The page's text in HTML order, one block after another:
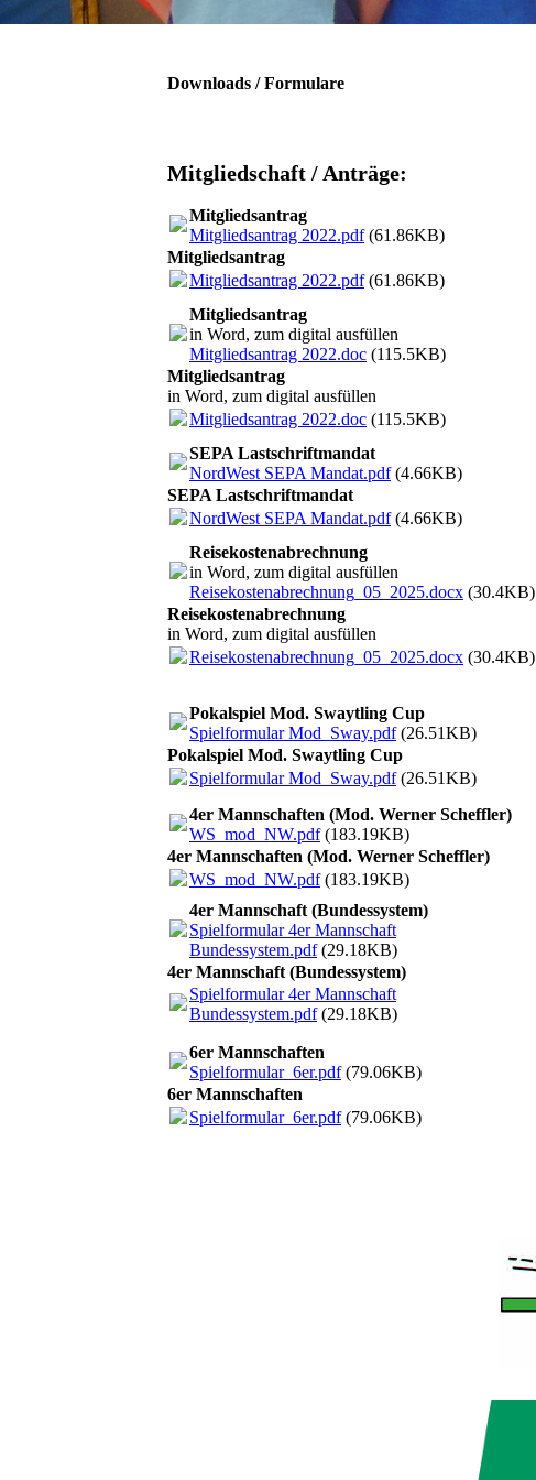
Downloads / Formulare
Mitgliedschaft / Anträge:
Mitgliedsantrag
Mitgliedsantrag 2022.pdf(61.86KB)
Mitgliedsantrag
Mitgliedsantrag 2022.pdf(61.86KB)
Mitgliedsantrag
in Word, zum digital ausfüllen
Mitgliedsantrag 2022.doc (115.5KB)
Mitgliedsantrag
in Word, zum digital ausfüllen
Mitgliedsantrag 2022.doc (115.5KB)
SEPA Lastschriftmandat
NordWest SEPA Mandat.pdf(4.66KB)
SEPA Lastschriftmandat
NordWest SEPA Mandat.pdf(4.66KB)
Reisekostenabrechnung
in Word, zum digital ausfüllen
Reisekostenabrechnung_05_2025.docx (30.4KB)
Reisekostenabrechnung
in Word, zum digital ausfüllen
Reisekostenabrechnung_05_2025.docx (30.4KB)
Pokalspiel Mod. Swaytling Cup
Spielformular Mod_Sway.pdf(26.51KB)
Pokalspiel Mod. Swaytling Cup
Spielformular Mod_Sway.pdf(26.51KB)
4er Mannschaften (Mod. Werner Scheffler)
WS_mod_NW.pdf(183.19KB)
4er Mannschaften (Mod. Werner Scheffler)
WS_mod_NW.pdf(183.19KB)
4er Mannschaft (Bundessystem)
Spielformular 4er Mannschaft
Bundessystem.pdf(29.18KB)
4er Mannschaft (Bundessystem)
Spielformular 4er Mannschaft
Bundessystem.pdf(29.18KB)
6er Mannschaften
Spielformular_6er.pdf(79.06KB)
6er Mannschaften
Spielformular_6er.pdf(79.06KB)